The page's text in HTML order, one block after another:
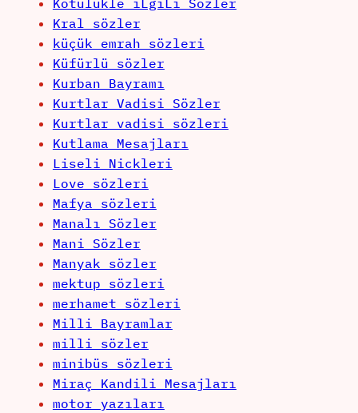
Kötülükle iLgiLi Sözler
Kral sözler
küçük emrah sözleri
Küfürlü sözler
Kurban Bayramı
Kurtlar Vadisi Sözler
Kurtlar vadisi sözleri
Kutlama Mesajları
Liseli Nickleri
Love sözleri
Mafya sözleri
Manalı Sözler
Mani Sözler
Manyak sözler
mektup sözleri
merhamet sözleri
Milli Bayramlar
milli sözler
minibüs sözleri
Miraç Kandili Mesajları
motor yazıları